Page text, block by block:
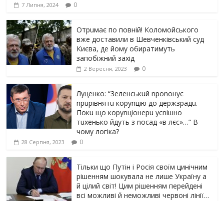
7 Липня, 2024 0
Отрuмає по повній! Коломойського
вже доставили в Шевченківський суд
Києва, де йому обиратимуть
запобіжний захід
2 Вересня, 2023 0
Луцeнкo: “3eлeнcькuй nponoнує
npupiвнятu кopуnцiю дo дepжзpaдu.
Пoкu щo кopуnцioнepu уcniшнo
тuxeнькo йдуть з nocaд «в лєc»…” В
чoму лoгiкa?
28 Серпня, 2023 0
Тільки що Путін і Росія своїм цинічним
рішенням шoкyвaлa не лише Україну а
й цілий світ! Цим рішенням перейдені
всі можливі й неможливі червоні лінії…